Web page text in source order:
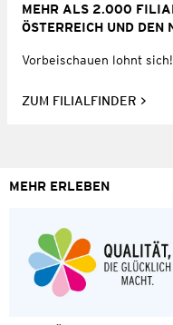
MEHR ALS 2.000
ÖSTERREICH UND DEN
Vorbeischauen lohnt
ZUM FILIALFINDER
MEHR ERLEBEN